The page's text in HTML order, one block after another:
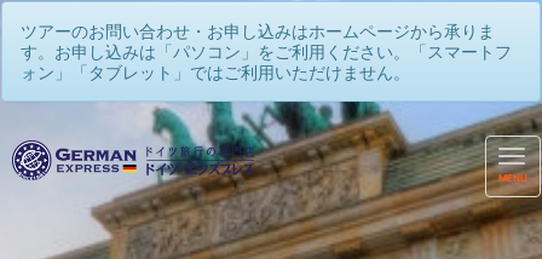
ツアーのお問い合わせ・お申し込みはホームページから承りま
す。お申し込みは「パソコン」をご利用ください。「スマートフ
ォン」「タブレット」ではご利用いただけません。
MENU